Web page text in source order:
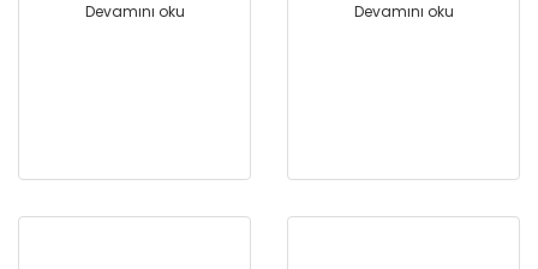
Devamını oku Devamını oku